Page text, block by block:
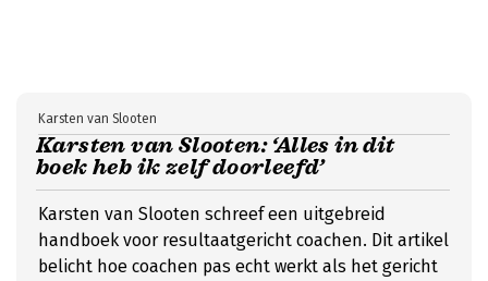
Karsten van Slooten: ‘Alles in dit
boek heb ik zelf doorleefd’
Karsten van Slooten
Karsten van Slooten schreef een uitgebreid
handboek voor resultaatgericht coachen. Dit artikel
belicht hoe coachen pas echt werkt als het gericht